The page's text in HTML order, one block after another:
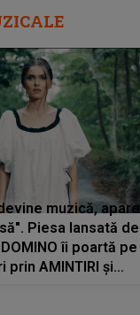
muzică, apare
Piesa lansată de
îi poartă pe
prin AMINTIRI și